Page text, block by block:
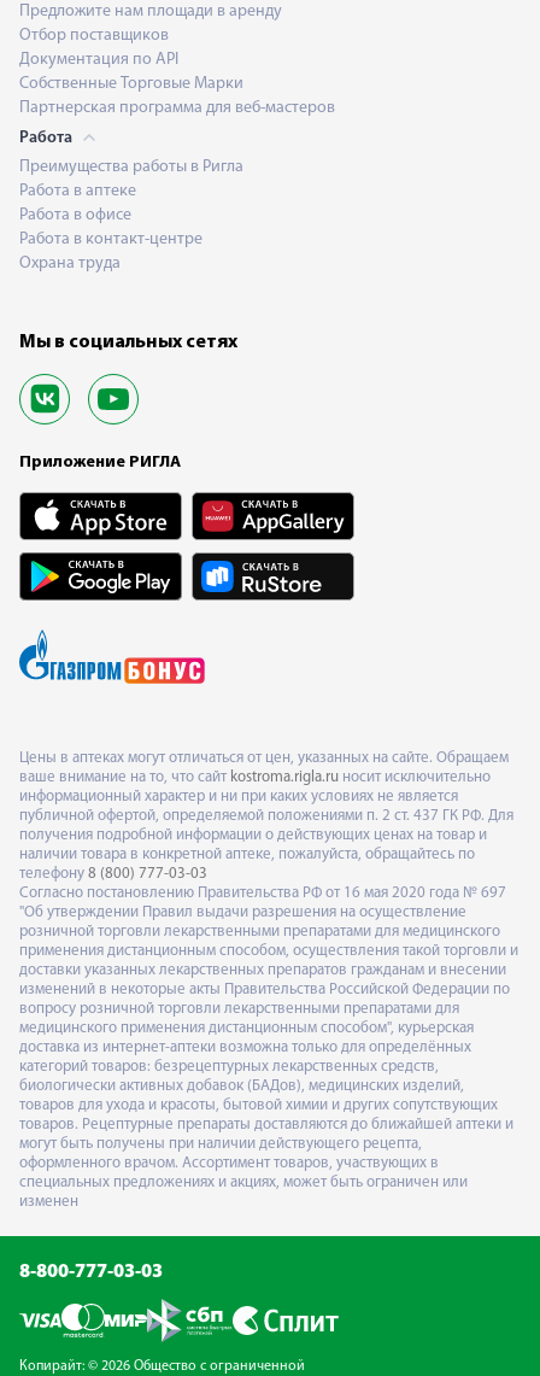
Предложите нам площади в аренду
Отбор поставщиков
Документация по API
Собственные Торговые Марки
Партнерская программа для веб-мастеров
Работа
Преимущества работы в Ригла
Работа в аптеке
Работа в офисе
Работа в контакт-центре
Охрана труда
Мы в социальных сетях
Приложение РИГЛА
Цены в аптеках могут отличаться от цен, указанных на сайте. Обращаем
ваше внимание на то, что сайт kostroma.rigla.ru носит исключительно
информационный характер и ни при каких условиях не является
публичной офертой, определяемой положениями п. 2 ст. 437 ГК РФ. Для
получения подробной информации о действующих ценах на товар и
наличии товара в конкретной аптеке, пожалуйста, обращайтесь по
телефону 8 (800) 777-03-03
Согласно постановлению Правительства РФ от 16 мая 2020 года № 697
"Об утверждении Правил выдачи разрешения на осуществление
розничной торговли лекарственными препаратами для медицинского
применения дистанционным способом, осуществления такой торговли и
доставки указанных лекарственных препаратов гражданам и внесении
изменений в некоторые акты Правительства Российской Федерации по
вопросу розничной торговли лекарственными препаратами для
медицинского применения дистанционным способом", курьерская
доставка из интернет-аптеки возможна только для определённых
категорий товаров: безрецептурных лекарственных средств,
биологически активных добавок (БАДов), медицинских изделий,
товаров для ухода и красоты, бытовой химии и других сопутствующих
товаров. Рецептурные препараты доставляются до ближайшей аптеки и
могут быть получены при наличии действующего рецепта,
оформленного врачом. Ассортимент товаров, участвующих в
специальных предложениях и акциях, может быть ограничен или
изменен
8-800-777-03-03
Копирайт: © 2026 Общество с ограниченной